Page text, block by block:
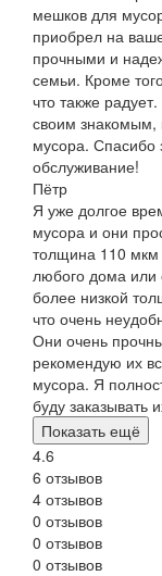
мешков для
приобрел на
прочными и
семьи. Кроме
что также
своим знакомым,
мусора. Спасибо
обслуживание!
Пётр
Я уже долгое
мусора и они
толщина 110
любого дома
более низкой
что очень
Они очень
рекомендую их
мусора. Я
буду заказывать
Показать ещё
4.6
6 отзывов
4 отзывов
0 отзывов
0 отзывов
0 отзывов